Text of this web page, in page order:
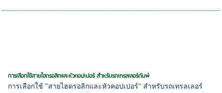
การเลือกใช้สายไฮดรอลิกและหัวคอปเปอร์ สำหรับรถเทรลเลอร์ดัมพ์
การเลือกใช้ "สายไฮดรอลิกและหัวคอปเปอร์" สำหรับรถเทรลเลอร์